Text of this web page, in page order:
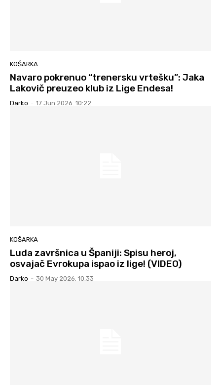
KOŠARKA
Navaro pokrenuo “trenersku vrtešku”: Jaka
Lakovič preuzeo klub iz Lige Endesa!
Darko - 17 Jun 2026. 10:22
KOŠARKA
Luda završnica u Španiji: Spisu heroj,
osvajač Evrokupa ispao iz lige! (VIDEO)
Darko - 30 May 2026. 10:33